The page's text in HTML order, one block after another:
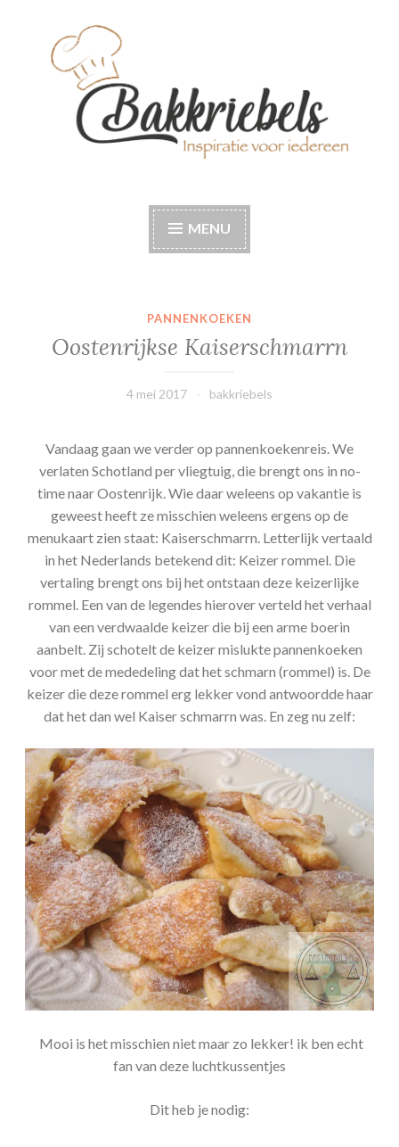
Bakkriebels
MENU
PANNENKOEKEN
Oostenrijkse Kaiserschmarrn
4 mei 2017 bakkriebels
Vandaag gaan we verder op pannenkoekenreis. We
verlaten Schotland per vliegtuig, die brengt ons in no-
time naar Oostenrijk. Wie daar weleens op vakantie is
geweest heeft ze misschien weleens ergens op de
menukaart zien staat: Kaiserschmarrn. Letterlijk vertaald
in het Nederlands betekend dit: Keizer rommel. Die
vertaling brengt ons bij het ontstaan deze keizerlijke
rommel. Een van de legendes hierover verteld het verhaal
van een verdwaalde keizer die bij een arme boerin
aanbelt. Zij schotelt de keizer mislukte pannenkoeken
voor met de mededeling dat het schmarn (rommel) is. De
keizer die deze rommel erg lekker vond antwoordde haar
dat het dan wel Kaiser schmarrn was. En zeg nu zelf:
Mooi is het misschien niet maar zo lekker! ik ben echt
fan van deze luchtkussentjes
Dit heb je nodig: